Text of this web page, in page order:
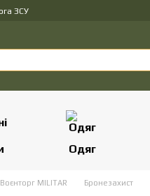
ЗСУ
Одяг
Воєнторг MILITAR Бронезахист